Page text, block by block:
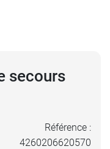
secours
Référence :
4260206620570